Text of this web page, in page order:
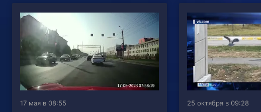
17 мая в 08:55 25 октября в 09:28